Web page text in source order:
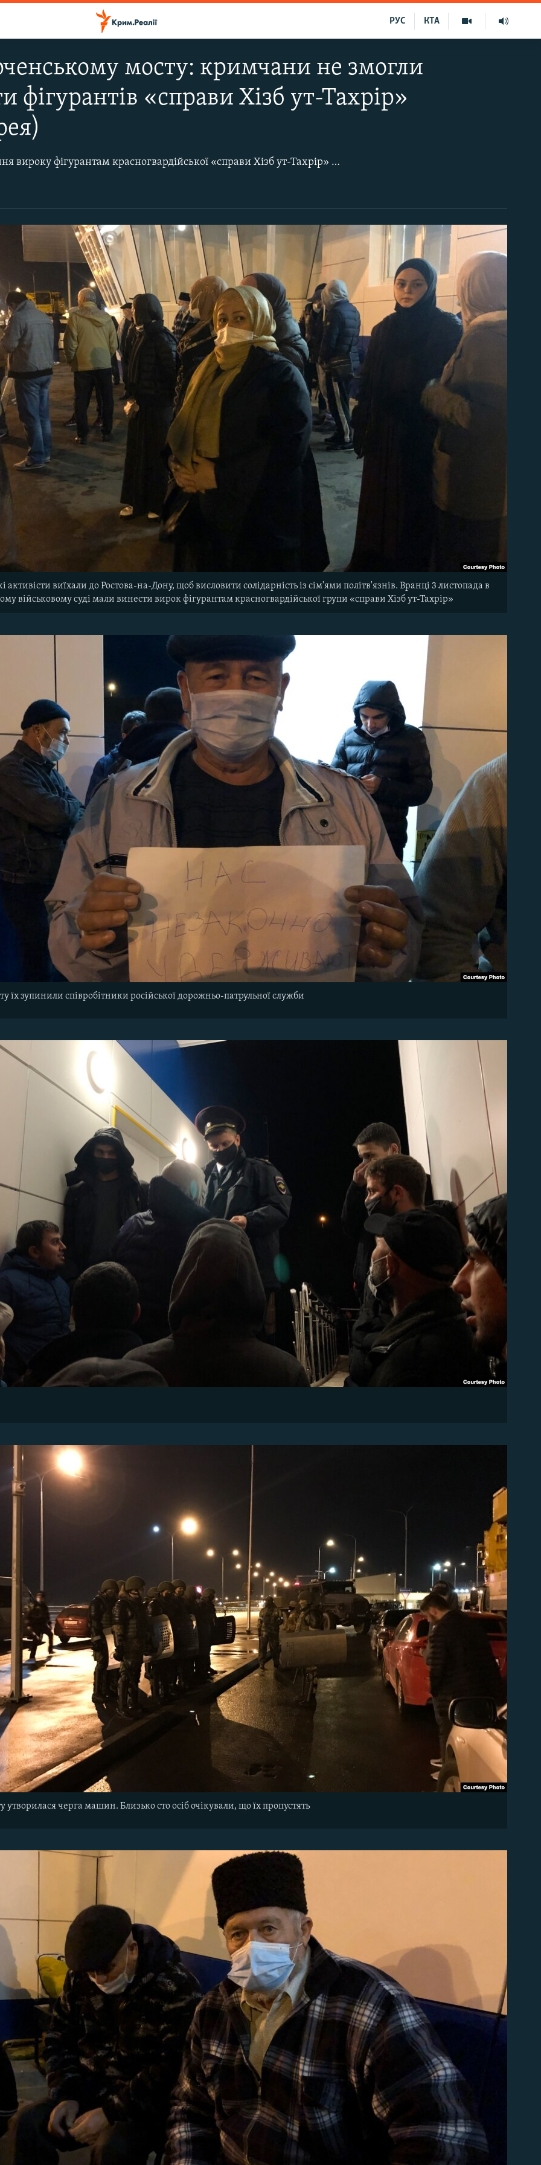
КТА
РУС
мосту: кримчани не змогли
фігурантів «справи Хізб ут-Тахрір»
активісти поїхали до Ростова-на-Дону, щоб підтримати земляків. На Керченському мосту близько 9 вечора їх зупинили співробітники російської ДПС. Як повідомили затримані активісти, у них зібрали паспорти, щоб встановити їхні особи і перевірити у базі даних.
активісти виїхали до Ростова-на-Дону, щоб висловити солідарність із сім'ями політв'язнів. Вранці 3 листопада в
військовому суді мали винести вирок фігурантам красногвардійської групи «справи Хізб ут-Тахрір»
їх зупинили співробітники російської дорожньо-патрульної служби
утворилася черга машин. Близько сто осіб очікували, що їх пропустять